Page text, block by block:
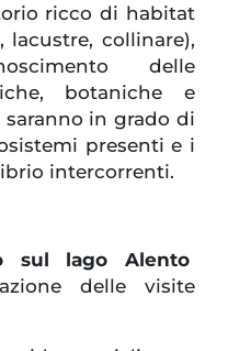
ricco di habitat
lacustre, collinare),
delle
botaniche e
in grado di
presenti e i
intercorrenti.
sul lago Alento
delle visite